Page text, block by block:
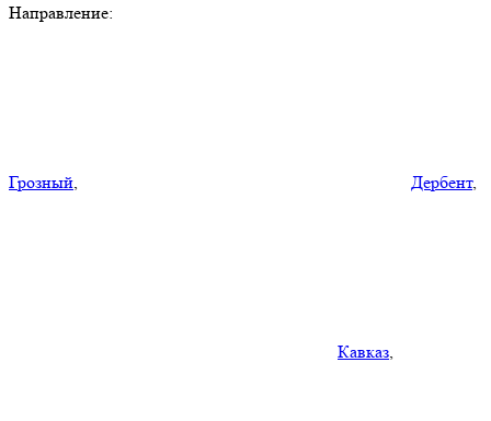
Направление:
Грозный, Дербент,
Кавказ,